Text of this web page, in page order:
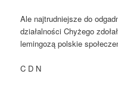
Ale najtrudniejsze do
działalności Chyżego
lemingozą polskie
C D N